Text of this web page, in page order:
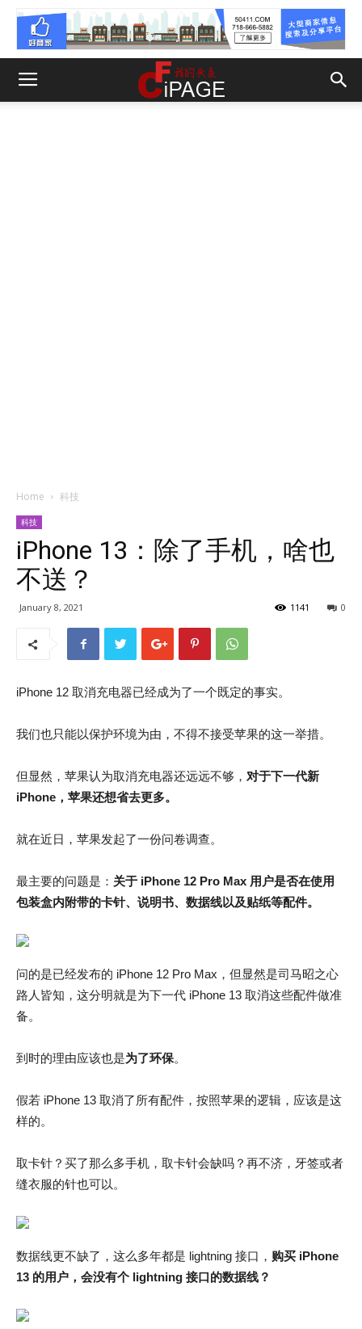
Home 科技
科技
iPhone 13：除了手机，啥也
不送？
January 8, 2021 0
1141
iPhone 12 取消充电器已经成为了一个既定的事实。
我们也只能以保护环境为由，不得不接受苹果的这一举措。
但显然，苹果认为取消充电器还远远不够， 对于下一代新
iPhone，苹果还想省去更多。
就在近日，苹果发起了一份问卷调查。
最主要的问题是： 关于 iPhone 12 Pro Max 用户是否在使用
包装盒内附带的卡针、说明书、数据线以及贴纸等配件。
问的是已经发布的 iPhone 12 Pro Max，但显然是司马昭之心
路人皆知，这分明就是为下一代 iPhone 13 取消这些配件做准
备。
到时的理由应该也是为了环保。
假若 iPhone 13 取消了所有配件，按照苹果的逻辑，应该是这
样的。
取卡针？买了那么多手机，取卡针会缺吗？再不济，牙签或者
缝衣服的针也可以。
数据线更不缺了，这么多年都是 lightning 接口， 购买 iPhone
13 的用户，会没有个 lightning 接口的数据线？